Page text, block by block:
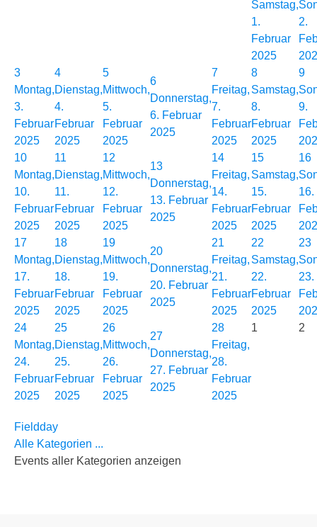
Samstag,
1.
Februar
2025
2.
3
Montag,
3.
Februar
2025
4
Dienstag,
4.
Februar
2025
5
Mittwoch,
5.
Februar
2025
6
Donnerstag,
6. Februar
2025
7
Freitag,
7.
Februar
2025
8
Samstag,
8.
Februar
2025
9
9.
10
Montag,
10.
Februar
2025
11
Dienstag,
11.
Februar
2025
12
Mittwoch,
12.
Februar
2025
13
Donnerstag,
13. Februar
2025
14
Freitag,
14.
Februar
2025
15
Samstag,
15.
Februar
2025
16
16.
17
Montag,
17.
Februar
2025
18
Dienstag,
18.
Februar
2025
19
Mittwoch,
19.
Februar
2025
20
Donnerstag,
20. Februar
2025
21
Freitag,
21.
Februar
2025
22
Samstag,
22.
Februar
2025
23
23.
24
Montag,
24.
Februar
2025
25
Dienstag,
25.
Februar
2025
26
Mittwoch,
26.
Februar
2025
27
Donnerstag,
27. Februar
2025
28
Freitag,
28.
Februar
2025
1 2
Fieldday
Alle Kategorien ...
Events aller Kategorien anzeigen